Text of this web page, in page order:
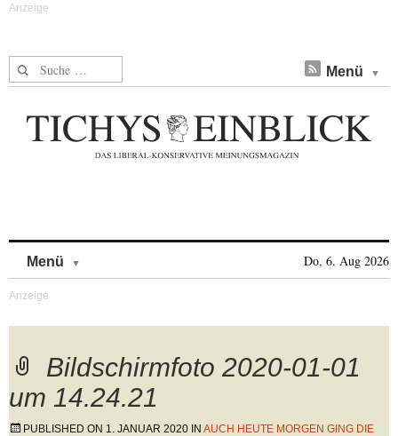
Suche nach: Menü
Menü Do, 6. Aug 2026
Bildschirmfoto 2020-01-01
um 14.24.21
PUBLISHED ON 1. JANUAR 2020 IN AUCH HEUTE MORGEN GING DIE